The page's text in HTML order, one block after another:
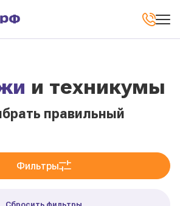
и техникумы
правильный
Фильтры